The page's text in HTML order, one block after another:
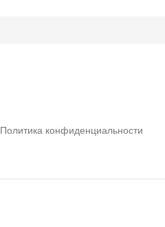
Политика конфиденциальности